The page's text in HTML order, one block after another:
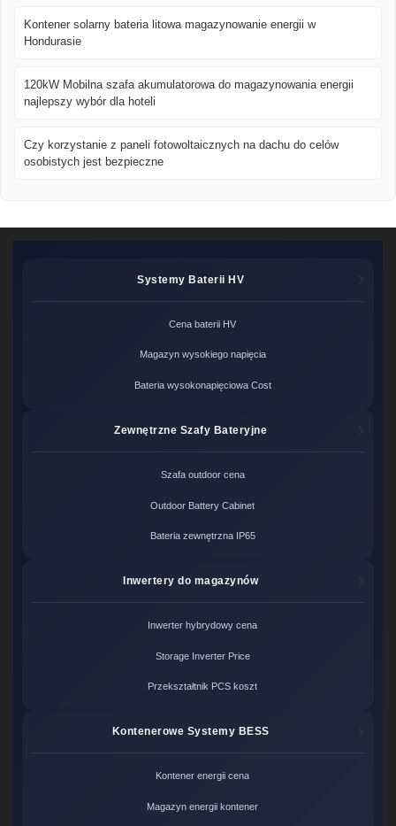
Kontener solarny bateria litowa magazynowanie energii w
Hondurasie
120kW Mobilna szafa akumulatorowa do magazynowania energii
najlepszy wybór dla hoteli
Czy korzystanie z paneli fotowoltaicznych na dachu do celów
osobistych jest bezpieczne
Systemy Baterii HV
Cena baterii HV
Magazyn wysokiego napięcia
Bateria wysokonapięciowa Cost
Zewnętrzne Szafy Bateryjne
Szafa outdoor cena
Outdoor Battery Cabinet
Bateria zewnętrzna IP65
Inwertery do magazynów
Inwerter hybrydowy cena
Storage Inverter Price
Przekształtnik PCS koszt
Kontenerowe Systemy BESS
Kontener energii cena
Magazyn energii kontener